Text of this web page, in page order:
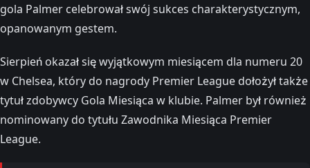
gola Palmer celebrował swój sukces charakterystycznym,
opanowanym gestem.
Sierpień okazał się wyjątkowym miesiącem dla numeru 20
w Chelsea, który do nagrody Premier League dołożył także
tytuł zdobywcy Gola Miesiąca w klubie. Palmer był również
nominowany do tytułu Zawodnika Miesiąca Premier
League.